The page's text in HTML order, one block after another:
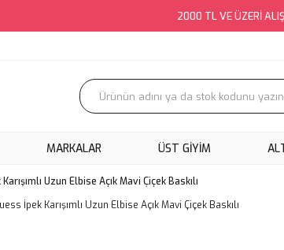
2000 TL VE ÜZERİ
MARKALAR ÜST GİYİM
Uzun Elbise Açık Mavi Çiçek Baskılı